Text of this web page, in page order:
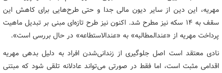
مهریه، این دین از سایر دیون مالی جدا و حتی طرح‌هایی برای کاهش این
سقف به ۱۴ سکه نیز مطرح شد. اکنون نیز طرح تازه‌ای مبنی بر تبدیل ماهیت
پرداخت مهریه از «عندالمطالبه» به «عندالاستطاعه» در حال بررسی است».
نادی معتقد است اصل جلوگیری از زندانی‌شدن افراد به دلیل بدهی مهریه
اقدامی مثبت است، اما فقط در صورتی می‌تواند عادلانه تلقی شود که مبتنی